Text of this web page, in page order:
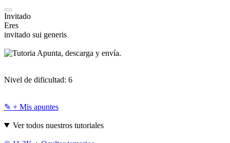
Invitado
Eres
invitado sui generis
Apunta, descarga y envía.
Nivel de dificultad: 6
✎ + Mis apuntes
Ver todos nuestros tutoriales